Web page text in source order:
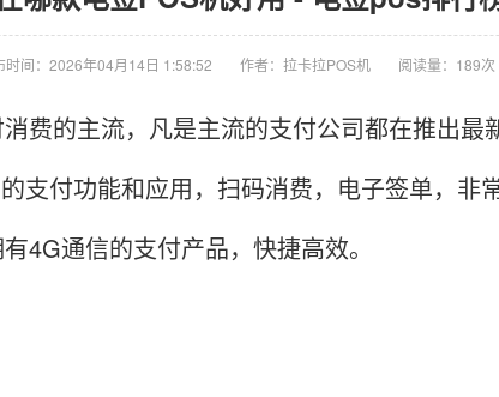
时间：2026年04月14日 1:58:52 作者：拉卡拉POS机 阅读量：189次
费的主流，凡是主流的支付公司都在推出最
支付功能和应用，扫码消费，电子签单，非
4G通信的支付产品，快捷高效。